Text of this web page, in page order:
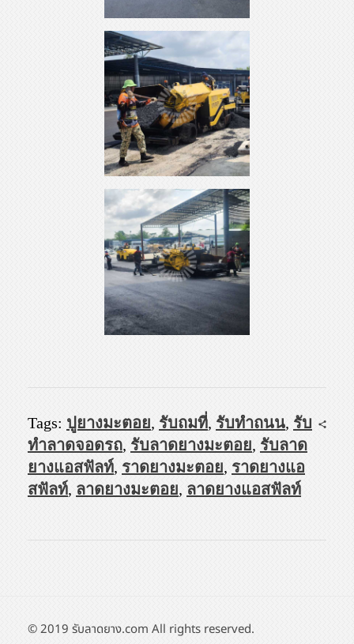
Tags: ปูยางมะตอย, รับถมที่, รับทำถนน, รับ
ทำลาดจอดรถ, รับลาดยางมะตอย, รับลาด
ยางแอสฟัลท์, ราดยางมะตอย, ราดยางแอ
สฟัลท์, ลาดยางมะตอย, ลาดยางแอสฟัลท์
© 2019 รับลาดยาง.com All rights reserved.